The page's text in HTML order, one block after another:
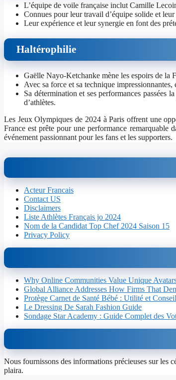
L’équipe de voile française inclut Camille
Connues pour leur travail d’équipe solide et
Leur expérience et leur synergie en font des
Haltérophilie
Gaëlle Nayo-Ketchanke mène les espoirs de la
Avec sa force et sa technique
Sa détermination et ses performances passées
d’athlètes.
Les Jeux Olympiques de 2024 à Paris offrent une
France est prête pour une performance remarquable
événement passionnant pour les fans et les supporters.
Acteur Francais
Contact US
Disclaimers
Liste Athlètes Français jo 2024
Nom de la Candidat Top Chef 2024 Saison 15
Privacy Policy
Why Online Communities Value Unique
Global Alliance Addresses How Firms That
Protège Carnet de Santé Bébé : Utilité et
Le Dressing De Sarah Fashion Guide
Sondage Star Academy : Guide Complet des
Nous fournissons des informations précieuses sur les
plaira.